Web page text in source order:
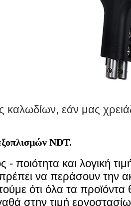
εάν μας
NDT.
- ποιότητα και λογική
να περάσουν την
ότι όλα τα
στην τιμή